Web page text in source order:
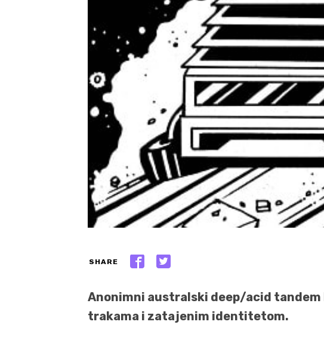
SHARE
Anonimni australski deep/acid
trakama i zatajenim identitetom.